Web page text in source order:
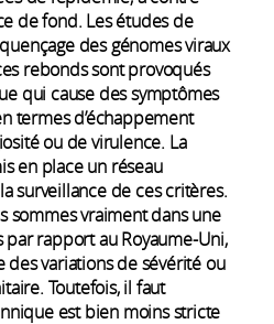
de fond. Les études de
des génomes viraux
rebonds sont provoqués
qui cause des symptômes
termes d’échappement
ou de virulence. La
en place un réseau
surveillance de ces critères.
sommes vraiment dans une
rapport au Royaume-Uni,
des variations de sévérité ou
Toutefois, il faut
est bien moins stricte